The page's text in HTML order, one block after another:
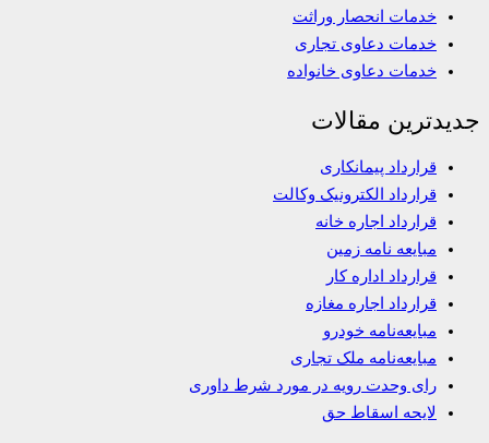
خدمات انحصار وراثت
خدمات دعاوی تجاری
خدمات دعاوی خانواده
جدیدترین مقالات
قرارداد پیمانکاری
قرارداد الکترونیک وکالت
قرارداد اجاره خانه
مبایعه نامه زمین
قرارداد اداره کار
قرارداد اجاره مغازه
مبایعه‌نامه خودرو
مبایعه‌نامه ملک تجاری
رای وحدت رویه در مورد شرط داوری
لایحه اسقاط حق